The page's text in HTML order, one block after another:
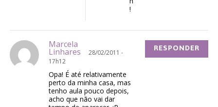
!
Marcela
Linhares
28/02/2011 -
17h12
Opa! É até relativamente
perto da minha casa, mas
tenho aula pouco depois,
acho que não vai dar
RESPONDER